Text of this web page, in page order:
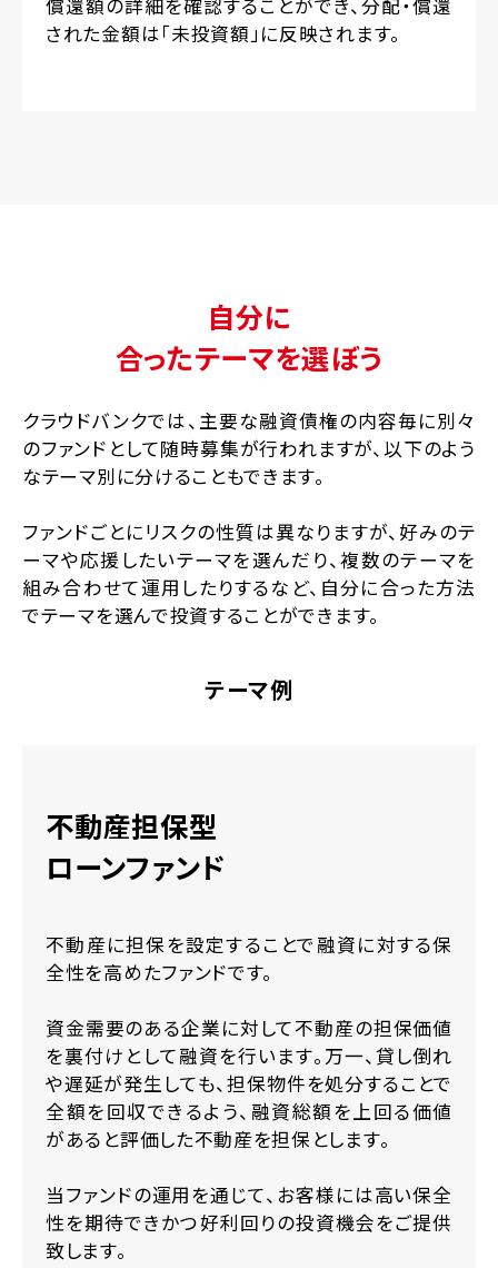
償還額の詳細を確認することができ、分配・償還
された金額は「未投資額」に反映されます。
自分に
合ったテーマを選ぼう
クラウドバンクでは、主要な融資債権の内容毎に別々
のファンドとして随時募集が行われますが、以下のよう
なテーマ別に分けることもできます。
ファンドごとにリスクの性質は異なりますが、好みのテ
ーマや応援したいテーマを選んだり、複数のテーマを
組み合わせて運用したりするなど、自分に合った方法
でテーマを選んで投資することができます。
テーマ例
不動産担保型
ローンファンド
不動産に担保を設定することで融資に対する保
全性を高めたファンドです。
資金需要のある企業に対して不動産の担保価値
を裏付けとして融資を行います。万一、貸し倒れ
や遅延が発生しても、担保物件を処分することで
全額を回収できるよう、融資総額を上回る価値
があると評価した不動産を担保とします。
当ファンドの運用を通じて、お客様には高い保全
性を期待できかつ好利回りの投資機会をご提供
致します。